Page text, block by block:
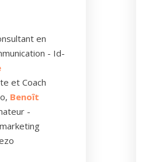
en
- Id-
et Coach
Benoît
-